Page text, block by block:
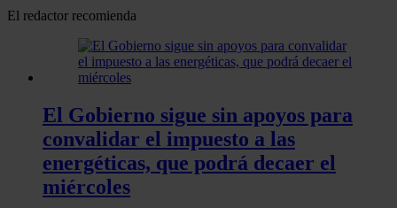
El redactor recomienda
El Gobierno sigue sin apoyos para
convalidar el impuesto a las
energéticas, que podrá decaer el
miércoles